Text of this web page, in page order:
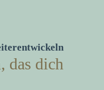
das dich